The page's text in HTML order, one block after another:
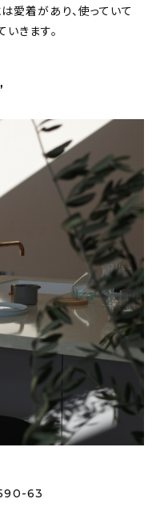
愛着があり、使っていて
きます。
63